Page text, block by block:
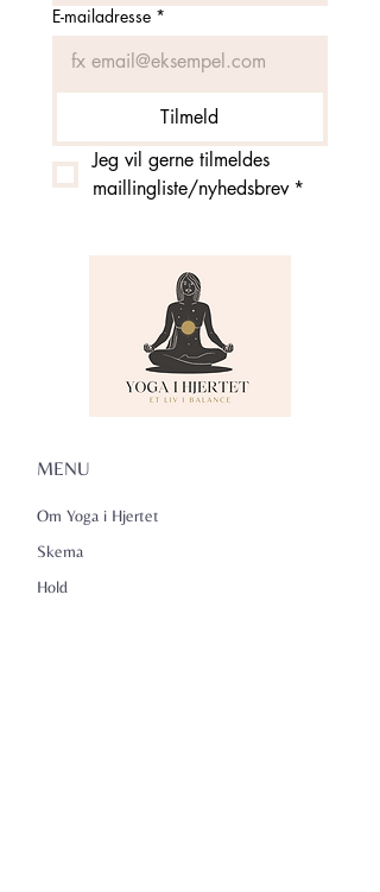
E-mailadresse *
Tilmeld
Jeg vil gerne tilmeldes
maillingliste/nyhedsbrev *
MENU
Om Yoga i Hjertet
Skema
Hold